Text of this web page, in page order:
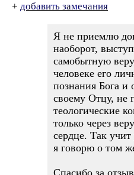
+ добавить замечания
Я не приемлю
наоборот,
самобытную
человеке его
познания Бога
своему Отцу, не
теологические
только через
сердце. Так
я говорю о том
Спасибо за